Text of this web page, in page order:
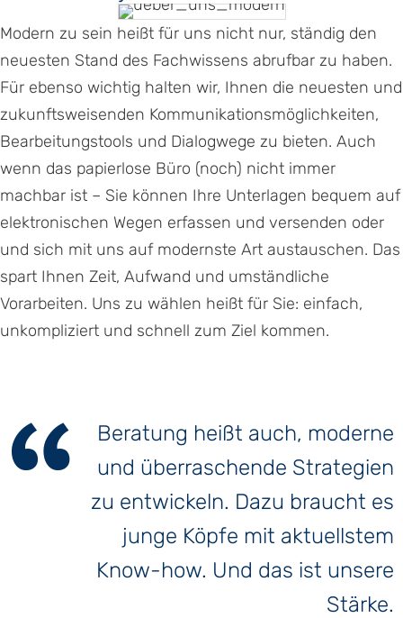
Modern zu sein heißt für uns nicht nur, ständig den
neuesten Stand des Fachwissens abrufbar zu haben.
Für ebenso wichtig halten wir, Ihnen die neuesten und
zukunftsweisenden Kommunikationsmöglichkeiten,
Bearbeitungstools und Dialogwege zu bieten. Auch
wenn das papierlose Büro (noch) nicht immer
machbar ist – Sie können Ihre Unterlagen bequem auf
elektronischen Wegen erfassen und versenden oder
und sich mit uns auf modernste Art austauschen. Das
spart Ihnen Zeit, Aufwand und umständliche
Vorarbeiten. Uns zu wählen heißt für Sie: einfach,
unkompliziert und schnell zum Ziel kommen.
Beratung heißt auch, moderne
und überraschende Strategien
zu entwickeln. Dazu braucht es
junge Köpfe mit aktuellstem
Know-how. Und das ist unsere
Stärke.